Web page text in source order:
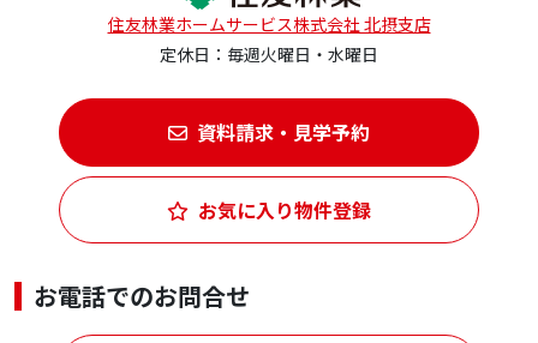
住友林業ホームサービス株式会社 北摂支店
定休日：毎週火曜日・水曜日
資料請求・見学予約
お気に入り物件登録
お電話でのお問合せ